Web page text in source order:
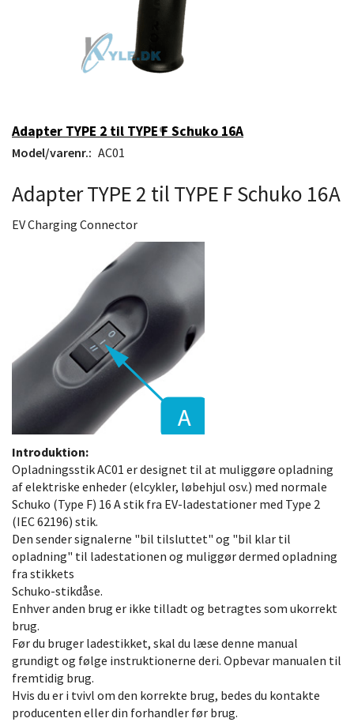
Adapter TYPE 2 til TYPE F Schuko 16A
Model/varenr.: AC01
Adapter TYPE 2 til TYPE F Schuko 16A
EV Charging Connector
Introduktion:
Opladningsstik AC01 er designet til at muliggøre opladning
af elektriske enheder (elcykler, løbehjul osv.) med normale
Schuko (Type F) 16 A stik fra EV-ladestationer med Type 2
(IEC 62196) stik.
Den sender signalerne "bil tilsluttet" og "bil klar til
opladning" til ladestationen og muliggør dermed opladning
fra stikkets
Schuko-stikdåse.
Enhver anden brug er ikke tilladt og betragtes som ukorrekt
brug.
Før du bruger ladestikket, skal du læse denne manual
grundigt og følge instruktionerne deri. Opbevar manualen til
fremtidig brug.
Hvis du er i tvivl om den korrekte brug, bedes du kontakte
producenten eller din forhandler før brug.